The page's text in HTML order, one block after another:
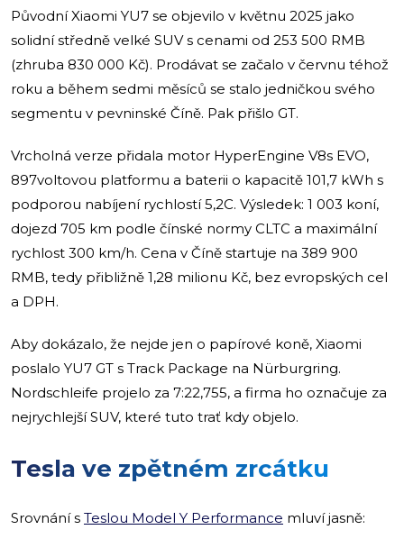
Původní Xiaomi YU7 se objevilo v květnu 2025 jako
solidní středně velké SUV s cenami od 253 500 RMB
(zhruba 830 000 Kč). Prodávat se začalo v červnu téhož
roku a během sedmi měsíců se stalo jedničkou svého
segmentu v pevninské Číně. Pak přišlo GT.
Vrcholná verze přidala motor HyperEngine V8s EVO,
897voltovou platformu a baterii o kapacitě 101,7 kWh s
podporou nabíjení rychlostí 5,2C. Výsledek: 1 003 koní,
dojezd 705 km podle čínské normy CLTC a maximální
rychlost 300 km/h. Cena v Číně startuje na 389 900
RMB, tedy přibližně 1,28 milionu Kč, bez evropských cel
a DPH.
Aby dokázalo, že nejde jen o papírové koně, Xiaomi
poslalo YU7 GT s Track Package na Nürburgring.
Nordschleife projelo za 7:22,755, a firma ho označuje za
nejrychlejší SUV, které tuto trať kdy objelo.
Tesla ve zpětném zrcátku
Srovnání s Teslou Model Y Performance mluví jasně: